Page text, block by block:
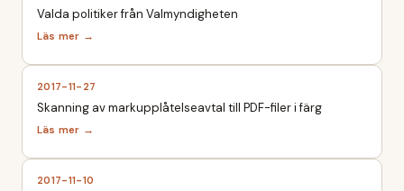
Valda politiker från Valmyndigheten
2017-11-27
Skanning av markupplåtelseavtal till PDF-filer i färg
2017-11-10